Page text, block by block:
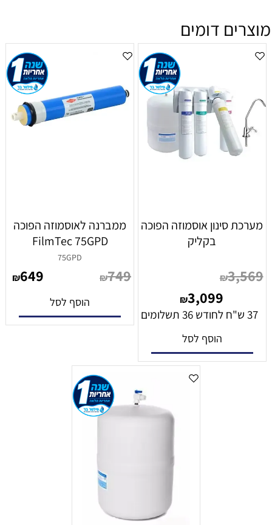
מוצרים דומים
מערכת סינון אוסמוזה הפוכה
בקליק
₪3,569
₪3,099
37 ש"ח לחודש 36 תשלומים
הוסף לסל
ממברנה לאוסמוזה הפוכה
FilmTec 75GPD
75GPD
₪749
₪649
הוסף לסל